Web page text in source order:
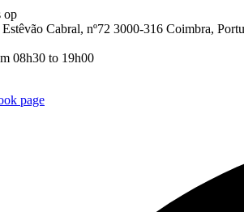
op
Cabral, nº72 3000-316 Coimbra,
08h30 to 19h00
page